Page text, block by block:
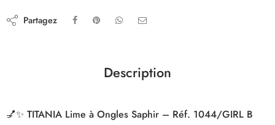
Partagez
Description
💅✨ TITANIA Lime à Ongles Saphir – Réf. 1044/GIRL B